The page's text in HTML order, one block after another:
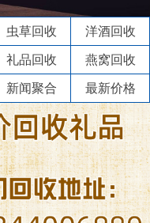
虫草回收 洋酒回收
礼品回收 燕窝回收
新闻聚合 最新价格